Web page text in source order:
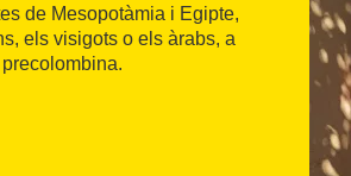
de Mesopotàmia i Egipte,
els visigots o els àrabs, a